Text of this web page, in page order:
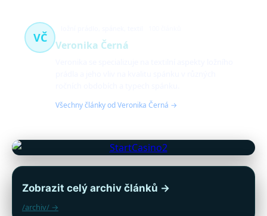
VČ
Veronika Černá
Všechny články od Veronika Černá →
Zobrazit celý archiv článků →
/archiv/ →